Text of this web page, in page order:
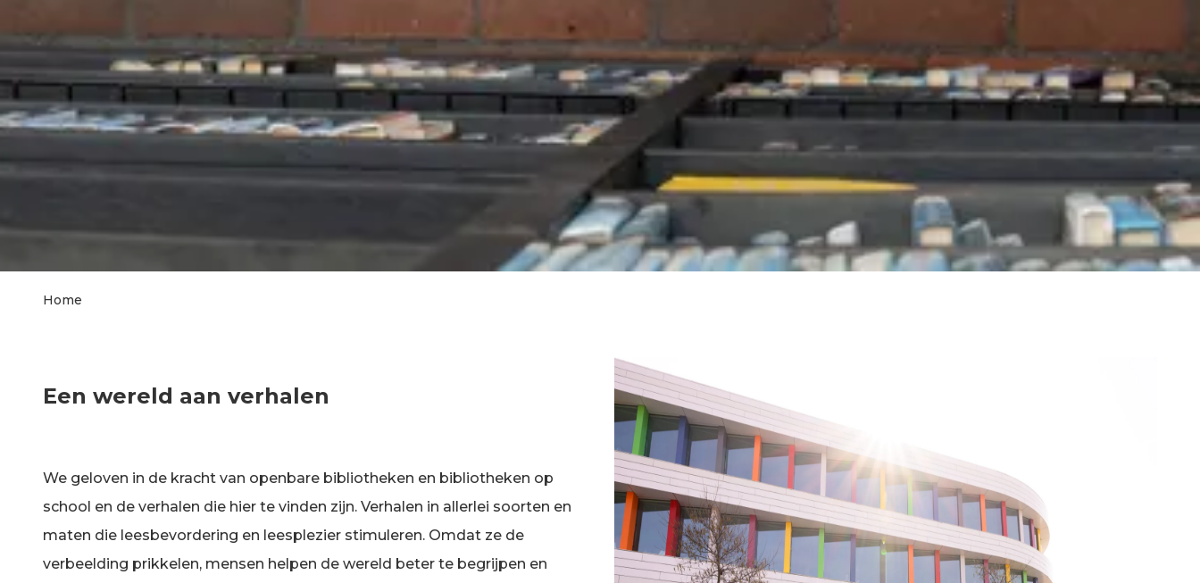
Home
Een wereld aan verhalen
We geloven in de kracht van openbare bibliotheken en bibliotheken op
school en de verhalen die hier te vinden zijn. Verhalen in allerlei soorten en
maten die leesbevordering en leesplezier stimuleren. Omdat ze de
verbeelding prikkelen, mensen helpen de wereld beter te begrijpen en